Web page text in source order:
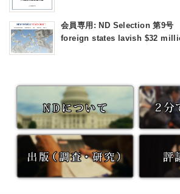
会員専用: ND Selection 第9
foreign states lavish $32